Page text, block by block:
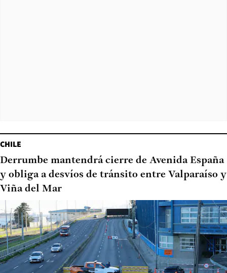
CHILE
Derrumbe mantendrá cierre de Avenida España
y obliga a desvíos de tránsito entre Valparaíso y
Viña del Mar